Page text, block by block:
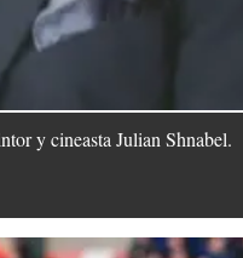
y cineasta Julian Shnabel.